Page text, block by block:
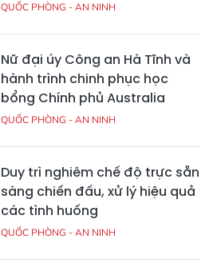
QUỐC PHÒNG - AN NINH
Nữ đại úy Công an Hà Tĩnh và
hành trình chinh phục học
bổng Chính phủ Australia
QUỐC PHÒNG - AN NINH
Duy trì nghiêm chế độ trực sẵn
sàng chiến đấu, xử lý hiệu quả
các tình huống
QUỐC PHÒNG - AN NINH